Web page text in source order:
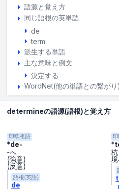
語源と覚え方
同じ語根の英単語
de
term
派生する単語
主な意味と例文
決定する
WordNet(他の単語との繋がり)
determineの語源(語根)と覚え方
印欧祖語
*de-
-へ
(強意)
(反意)
語根(英語)
de
杭